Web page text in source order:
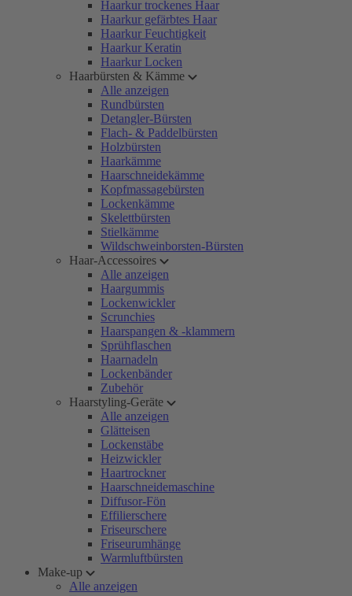
Haarkur trockenes Haar
Haarkur gefärbtes Haar
Haarkur Feuchtigkeit
Haarkur Keratin
Haarkur Locken
Haarbürsten & Kämme
Alle anzeigen
Rundbürsten
Detangler-Bürsten
Flach- & Paddelbürsten
Holzbürsten
Haarkämme
Haarschneidekämme
Kopfmassagebürsten
Lockenkämme
Skelettbürsten
Stielkämme
Wildschweinborsten-Bürsten
Haar-Accessoires
Alle anzeigen
Haargummis
Lockenwickler
Scrunchies
Haarspangen & -klammern
Sprühflaschen
Haarnadeln
Lockenbänder
Zubehör
Haarstyling-Geräte
Alle anzeigen
Glätteisen
Lockenstäbe
Heizwickler
Haartrockner
Haarschneidemaschine
Diffusor-Fön
Effilierschere
Friseurschere
Friseurumhänge
Warmluftbürsten
Make-up
Alle anzeigen